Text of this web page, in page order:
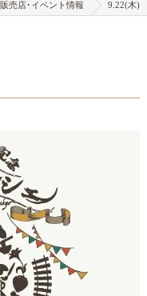
販売店･イベント情報 9.22(木)